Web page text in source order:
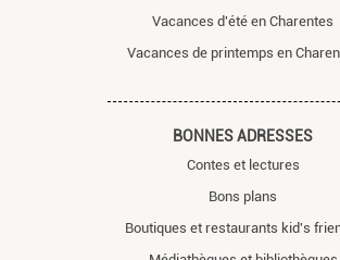
Vacances d'été en Charentes
Vacances de printemps en
BONNES ADRESSES
Contes et lectures
Bons plans
Boutiques et restaurants kid's